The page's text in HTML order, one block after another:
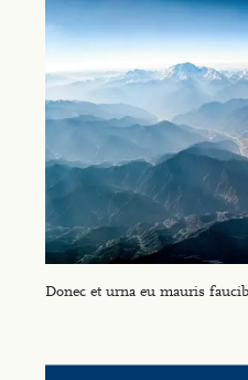
Donec et urna eu mauris